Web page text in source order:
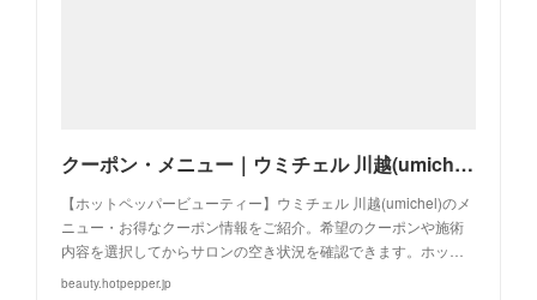
クーポン・メニュー｜ウミチェル 川越(umichel)｜ホットペッパービューティー
【ホットペッパービューティー】ウミチェル 川越(umichel)のメ
ニュー・お得なクーポン情報をご紹介。希望のクーポンや施術
内容を選択してからサロンの空き状況を確認できます。ホッ…
beauty.hotpepper.jp